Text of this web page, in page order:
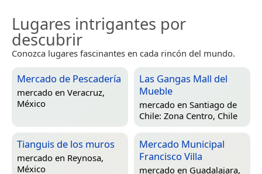
Lugares intrigantes por
descubrir
Conozca lugares fascinantes en cada rincón del mundo.
Mercado de Pescadería
mercado en Veracruz,
México
Las Gangas Mall del
Mueble
mercado en Santiago de
Chile: Zona Centro, Chile
Tianguis de los muros
mercado en Reynosa,
México
Mercado Municipal
Francisco Villa
mercado en Guadalajara,